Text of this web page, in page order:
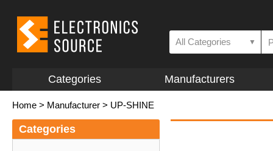
All Categories ▼
Categories Manufacturers
Home > Manufacturer > UP-SHINE
Categories